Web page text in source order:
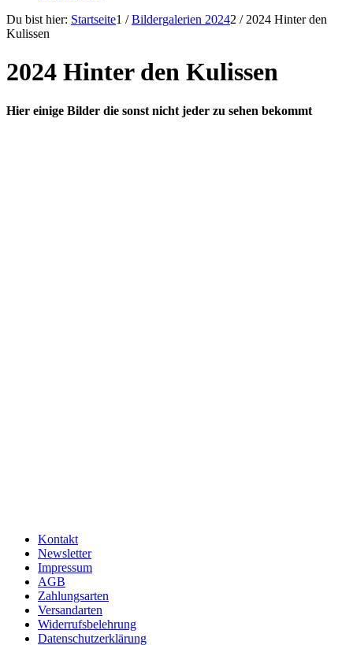
Du bist hier: Startseite1 / Bildergalerien 20242 / 2024 Hinter den
Kulissen
2024 Hinter den Kulissen
Hier einige Bilder die sonst nicht jeder zu sehen bekommt
Kontakt
Newsletter
Impressum
AGB
Zahlungsarten
Versandarten
Widerrufsbelehrung
Datenschutzerklärung